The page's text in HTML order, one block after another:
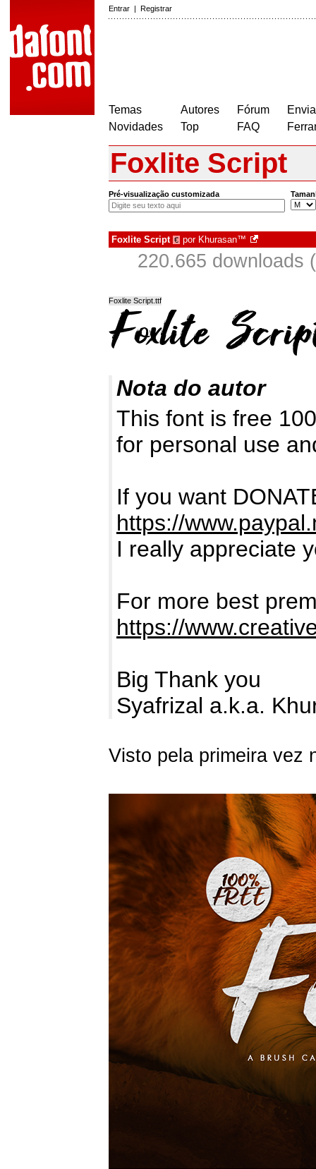
Entrar | Registrar
Temas
Novidades
Autores
Top
Fórum
FAQ
Foxlite Script
Pré-visualização customizada
Foxlite Script € por Khurasan™
220.665 downloads
Foxlite Script.ttf
Nota do autor
This font is free
for personal use
If you want
https://
I really appreciate
For more best
https://
Big Thank you
Syafrizal a.k.a.
Visto pela primeira vez